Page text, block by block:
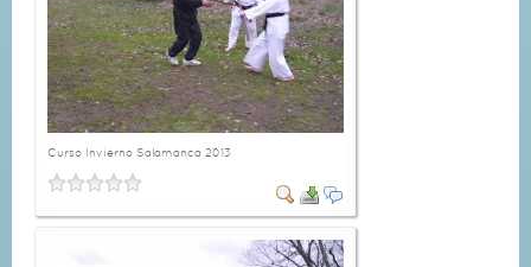
Curso Invierno Salamanca 2013